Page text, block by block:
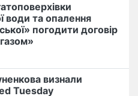
води та опалення
погодити договір
визнали
Tuesday